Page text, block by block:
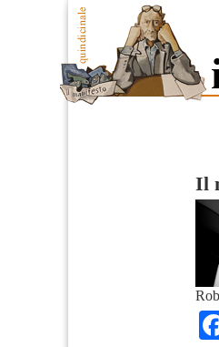
Il